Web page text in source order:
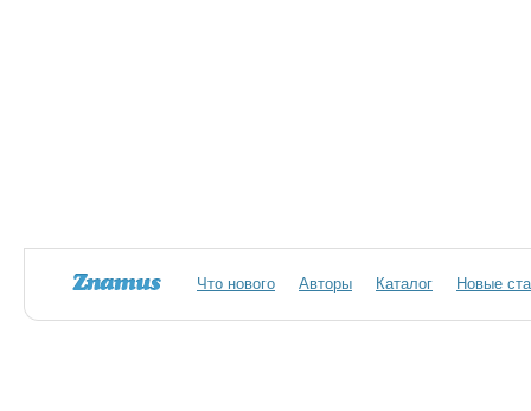
Что нового Авторы Каталог Новые